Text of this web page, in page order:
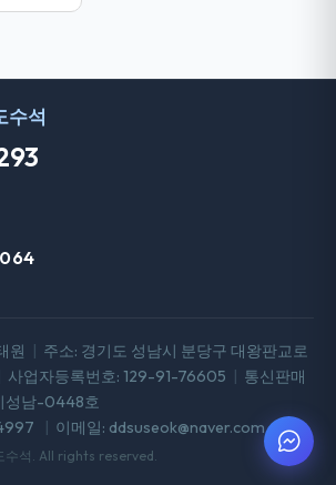
수석
원 | 주소: 경기도 성남시 분당구 대왕판교로
사업자등록번호: 129-91-76605 | 통신판매
성남-0448호
| 이메일: ddsuseok@naver.com
석. All rights reserved.